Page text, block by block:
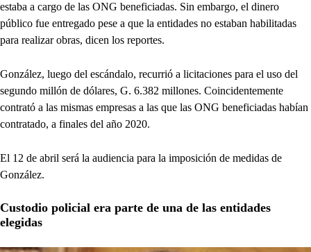
estaba a cargo de las ONG beneficiadas. Sin embargo, el dinero
público fue entregado pese a que la entidades no estaban habilitadas
para realizar obras, dicen los reportes.
González, luego del escándalo, recurrió a licitaciones para el uso del
segundo millón de dólares, G. 6.382 millones. Coincidentemente
contrató a las mismas empresas a las que las ONG beneficiadas habían
contratado, a finales del año 2020.
El 12 de abril será la audiencia para la imposición de medidas de
González.
Custodio policial era parte de una de las entidades
elegidas